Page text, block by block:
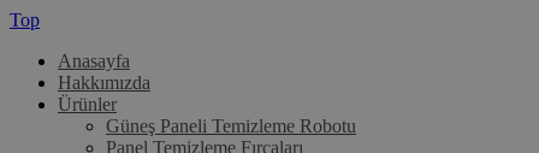
Top
Anasayfa
Hakkımızda
Ürünler
Güneş Paneli Temizleme Robotu
Panel Temizleme Fırçaları